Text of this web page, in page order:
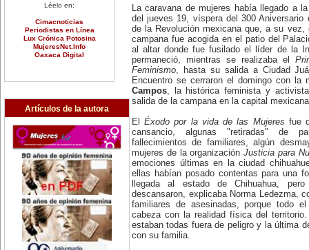
Léelo en:
Cimacnoticias
Periodistas en Línea
Lux Crónica Potosina
MujeresNet.Info
Oaxaca Digital
Artículos de la autora
La caravana de mujeres había llegado a
del jueves 19, víspera del 300
de la Revolución mexicana que, a su
campana fue acogida en el patio del
al altar donde fue fusilado el líder de la
permaneció, mientras se realizaba el
Feminismo , hasta su salida a Ciudad
Encuentro se cerraron el domingo con
Campos , la histórica feminista y
salida de la campana en la capital
ElÉxodo por la vida de las Mujeres fue
cansancio, algunas "retiradas" de
fallecimientos de familiares, algún
mujeres de la organizaciónJusticia para
emociones últimas en la ciudad
ellas habían posado contentas para una
llegada al estado de Chihuahua,
descansaron, explicaba Norma Ledezma,
familiares de asesinadas, porque todo
cabeza con la realidad física del
estaban todas fuera de peligro y la última
con su familia.